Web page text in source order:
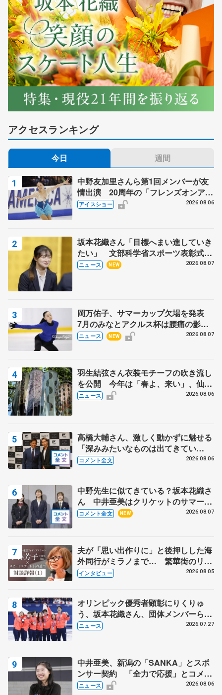
アクセスランキング
今日 週間
中野友加里さんら第1回メンバーが友
情出演 20周年の「フレンズオンアイ
ス」 宮本賢二さん、有川梨絵さん、
アイスショー 2026.08.06
坂本花織さん「目標へまい進していき
たい」 文部科学省スポーツ表彰式で
代表謝辞
ニュース NEW 2026.08.07
岡万佑子、サマーカップ欠場を発表
7月のみなとアクルス杯は腰痛の影響
で
ニュース NEW 2026.08.07
羽生結弦さん衣装モチーフの吹き流し
を公開 今年は「春よ、来い」、仙台
の瑞鳳殿
ニュース 2026.08.06
高橋大輔さん、激しく動かずに魅せる
「深みみたいなものは出てきてい
る？」 〝兄さん〟と慕うレジェンド
コメント全文 2026.08.06
中野先生に似てきている？坂本花織さ
ん 中井亜美はクリケットのサマーキ
ャンプに 島田麻央はたくさん試合に
コメント全文 NEW 2026.08.07
夫が「思い出作りに」と後押しした海
外同行がミラノまで… 繁華街のリン
クでは不良のお兄さんも味方に 小林
インタビュー 2026.08.05
オリンピック優秀者顕彰にりくりゅ
う、坂本花織さん、団体メンバーら
8月7日に文科省が表彰式、ブルーノ・
ニュース 2026.07.27
中井亜美、新潟の「SANKA」とスポ
ンサー契約 「全力で応援」とコメン
ト
ニュース 2026.08.06